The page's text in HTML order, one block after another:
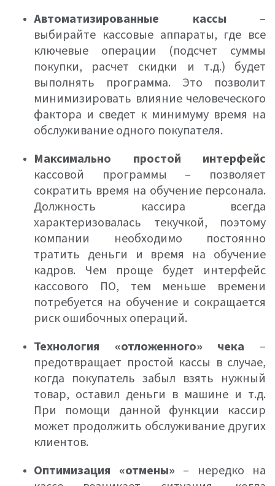
Автоматизированные кассы –
выбирайте кассовые аппараты, где все
ключевые операции (подсчет суммы
покупки, расчет скидки и т.д.) будет
выполнять программа. Это позволит
минимизировать влияние человеческого
фактора и сведет к минимуму время на
обслуживание одного покупателя.
Максимально простой интерфейс
кассовой программы – позволяет
сократить время на обучение персонала.
Должность кассира всегда
характеризовалась текучкой, поэтому
компании необходимо постоянно
тратить деньги и время на обучение
кадров. Чем проще будет интерфейс
кассового ПО, тем меньше времени
потребуется на обучение и сокращается
риск ошибочных операций.
Технология «отложенного» чека –
предотвращает простой кассы в случае,
когда покупатель забыл взять нужный
товар, оставил деньги в машине и т.д.
При помощи данной функции кассир
может продолжить обслуживание других
клиентов.
Оптимизация «отмены» – нередко на